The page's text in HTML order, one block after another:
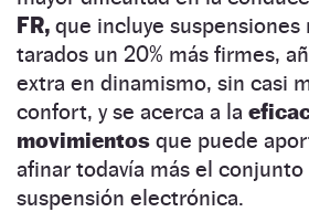
FR, que incluye suspensiones
tarados un 20% más firmes,
extra en dinamismo, sin casi
confort, y se acerca a la
movimientos que puede
afinar todavía más el
suspensión electrónica.